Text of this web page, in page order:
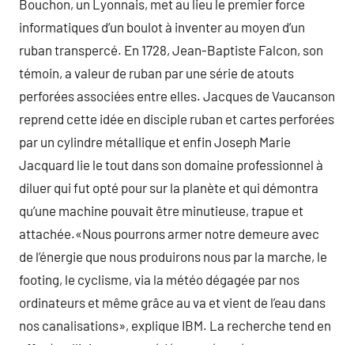
Bouchon, un Lyonnais, met au lieu le premier force
informatiques d’un boulot à inventer au moyen d’un
ruban transpercé. En 1728, Jean-Baptiste Falcon, son
témoin, a valeur de ruban par une série de atouts
perforées associées entre elles. Jacques de Vaucanson
reprend cette idée en disciple ruban et cartes perforées
par un cylindre métallique et enfin Joseph Marie
Jacquard lie le tout dans son domaine professionnel à
diluer qui fut opté pour sur la planète et qui démontra
qu’une machine pouvait être minutieuse, trapue et
attachée.«Nous pourrons armer notre demeure avec
de l’énergie que nous produirons nous par la marche, le
footing, le cyclisme, via la météo dégagée par nos
ordinateurs et même grâce au va et vient de l’eau dans
nos canalisations», explique IBM. La recherche tend en